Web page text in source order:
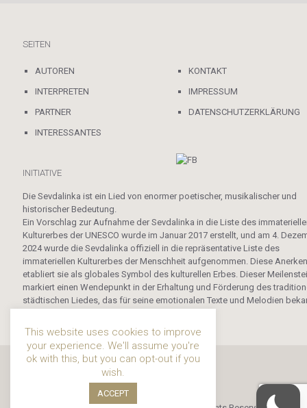
SEITEN
AUTOREN
INTERPRETEN
PARTNER
INTERESSANTES
KONTAKT
IMPRESSUM
DATENSCHUTZERKLÄRUNG
INITIATIVE
Die Sevdalinka ist ein Lied von enormer poetischer, musikalischer und
historischer Bedeutung.
Ein Vorschlag zur Aufnahme der Sevdalinka in die Liste des
Kulturerbes der UNESCO wurde im Januar 2017 erstellt, und am 4.
2024 wurde die Sevdalinka offiziell in die repräsentative Liste des
immateriellen Kulturerbes der Menschheit aufgenommen. Diese
etabliert sie als globales Symbol des kulturellen Erbes. Dieser
markiert einen Wendepunkt in der Erhaltung und Förderung des
städtischen Liedes, das für seine emotionalen Texte und Melodien
This website uses cookies to improve
your experience. We'll assume you're
ok with this, but you can opt-out if you
wish.
ACCEPT